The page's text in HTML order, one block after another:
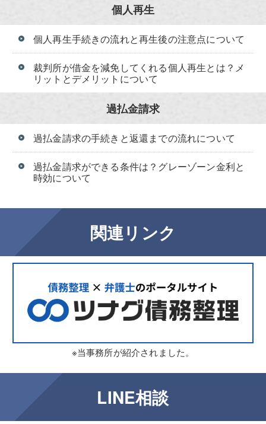
個人再生
個人再生手続きの流れと再生後の注意点について
裁判所が借金を減免してくれる個人再生とは？メ
リットとデメリットについて
過払金請求
過払金請求の手続きと返還までの流れについて
過払金請求ができる条件は？グレーゾーン金利と
時効について
関連リンク
※当事務所が紹介されました。
LINE相談